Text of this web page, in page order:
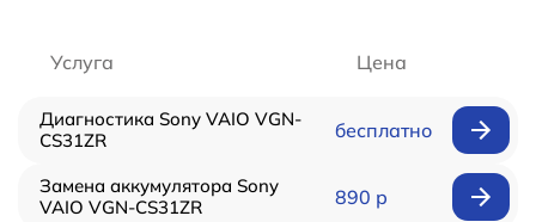
Услуга Цена
Диагностика Sony VAIO VGN-
CS31ZR
бесплатно
Замена аккумулятора Sony
VAIO VGN-CS31ZR
890 р